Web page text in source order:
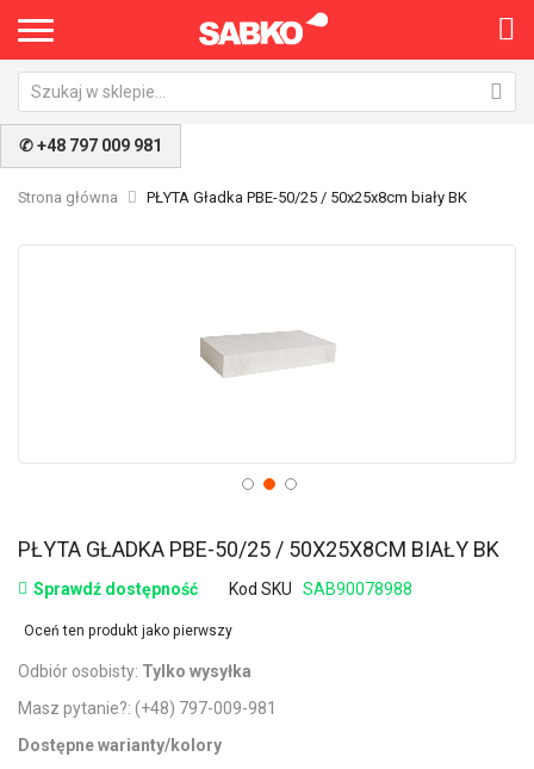
✆ +48 797 009 981
Strona główna PŁYTA Gładka PBE-50/25 / 50x25x8cm biały BK
PŁYTA GŁADKA PBE-50/25 / 50X25X8CM BIAŁY BK
Sprawdź dostępność Kod SKU SAB90078988
Oceń ten produkt jako pierwszy
Odbiór osobisty: Tylko wysyłka
Masz pytanie?: (+48) 797-009-981
Dostępne warianty/kolory